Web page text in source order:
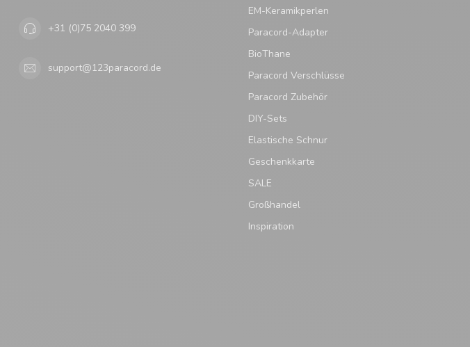
+31 (0)75 2040 399
support@123paracord.de
EM-Keramikperlen
Paracord-Adapter
BioThane
Paracord Verschlüsse
Paracord Zubehör
DIY-Sets
Elastische Schnur
Geschenkkarte
SALE
Großhandel
Inspiration